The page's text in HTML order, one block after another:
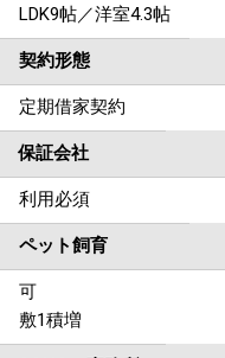
LDK9帖／洋室4.3帖
契約形態
定期借家契約
保証会社
利用必須
ペット飼育
可
敷1積増